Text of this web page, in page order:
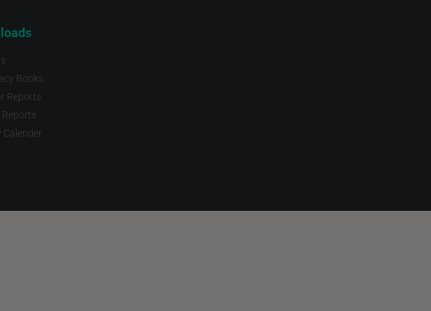
Books
Reports
Calender